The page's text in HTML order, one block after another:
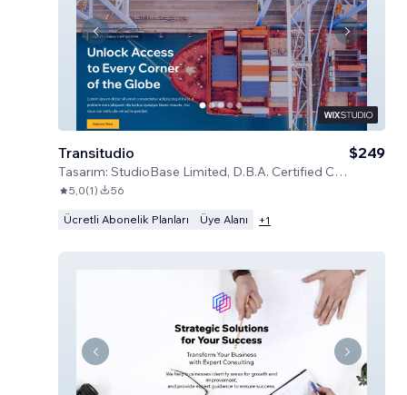
Transitudio
Tasarım: StudioBase Limited, D.B.A. Certified Code
$249
5,0(1) 56
Ücretli Abonelik Planları Üye Alanı +1